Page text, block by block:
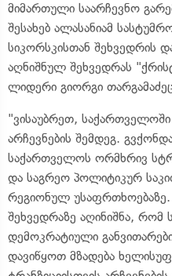
მიმართული საარჩევნო
შესახებ ალასანიამ
სიკორსკისთან შეხვედრის
აღნიშნულ შეხვედრას
ლიდერი გიორგი
"ვისაუბრეთ,
არჩევნების შემდეგ.
საქართველოს ორმხრივ
და საგრეო პოლიტიკურ
რეგიონულ
შეხვედრაზე აღინიშნა,
დემოკრატიული
დავიწყოთ მზადება